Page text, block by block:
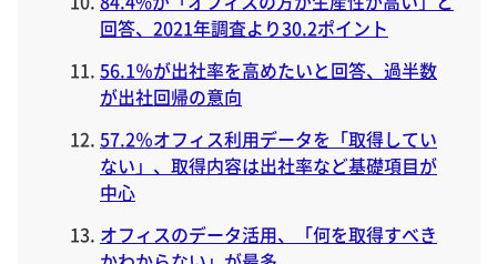
回答、2021年調査より30.2ポイント
56.1％が出社率を高めたいと回答、過半数
が出社回帰の意向
57.2％オフィス利用データを「取得してい
ない」、取得内容は出社率など基礎項目が
中心
オフィスのデータ活用、「何を取得すべき